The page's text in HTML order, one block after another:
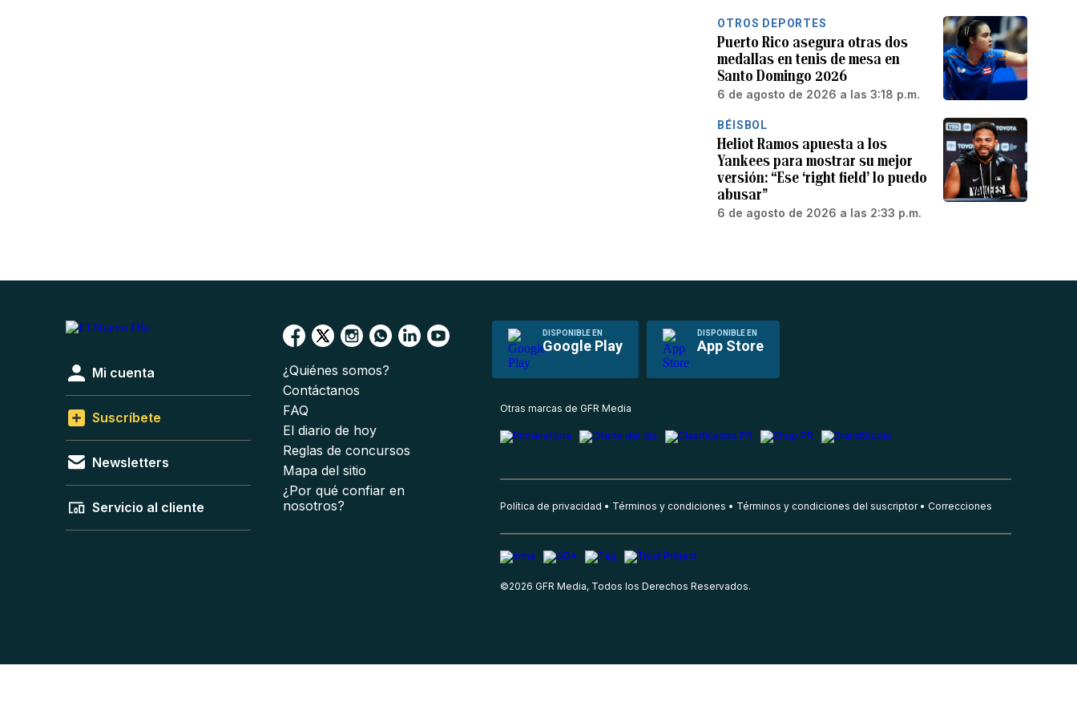
OTROS DEPORTES
Puerto Rico asegura otras dos
medallas en tenis de mesa en
Santo Domingo 2026
6 de agosto de 2026 a las 3:18 p.m.
BÉISBOL
Heliot Ramos apuesta a los
Yankees para mostrar su mejor
versión: “Ese ‘right field’ lo puedo
abusar”
6 de agosto de 2026 a las 2:33 p.m.
DISPONIBLE EN
Google Play
DISPONIBLE EN
App Store
Mi cuenta
Suscríbete
Newsletters
Servicio al cliente
¿Quiénes somos?
Contáctanos
FAQ
El diario de hoy
Reglas de concursos
Mapa del sitio
¿Por qué confiar en
nosotros?
Otras marcas de GFR Media
Política de privacidad Términos y condiciones Términos y condiciones del suscriptor Correcciones
©2026 GFR Media, Todos los Derechos Reservados.